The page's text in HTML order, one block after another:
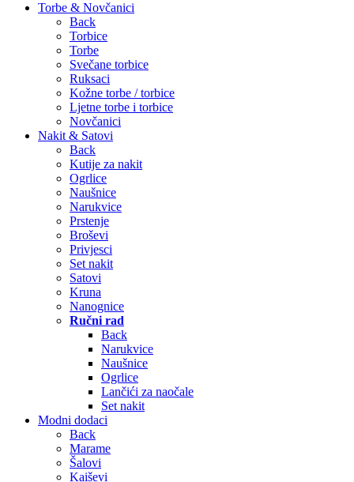
Torbe & Novčanici
Back
Torbice
Torbe
Svečane torbice
Ruksaci
Kožne torbe / torbice
Ljetne torbe i torbice
Novčanici
Nakit & Satovi
Back
Kutije za nakit
Ogrlice
Naušnice
Narukvice
Prstenje
Broševi
Privjesci
Set nakit
Satovi
Kruna
Nanognice
Ručni rad
Back
Narukvice
Naušnice
Ogrlice
Lančići za naočale
Set nakit
Modni dodaci
Back
Marame
Šalovi
Kaiševi